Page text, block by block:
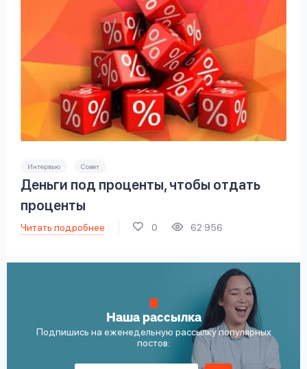
Интервью Совет
Деньги под проценты, чтобы отдать
проценты
Читать подробнее 0 62 956
Наша рассылка
Подпишись на еженедельную рассылку популярных
постов: